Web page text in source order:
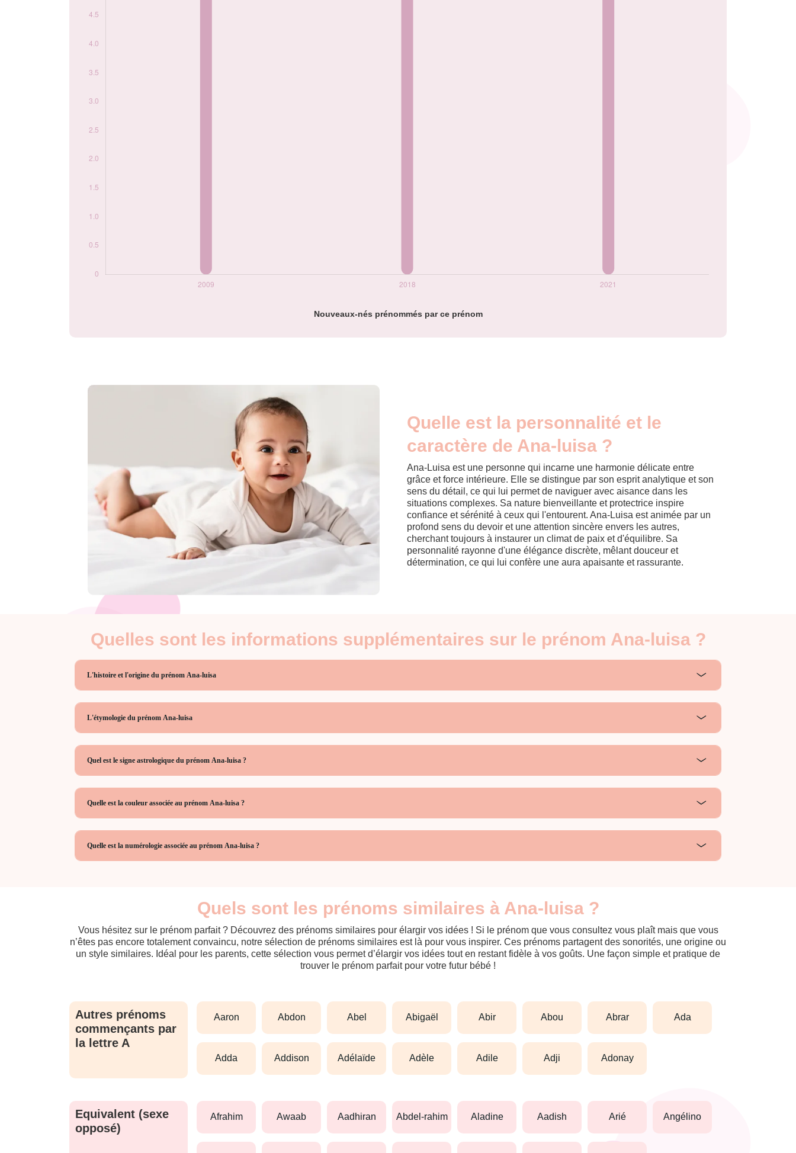
Nouveaux-nés prénommés par ce prénom
Quelle est la personnalité et le
caractère de Ana-luisa ?
Ana-Luisa est une personne qui incarne une harmonie délicate entre
grâce et force intérieure. Elle se distingue par son esprit analytique et son
sens du détail, ce qui lui permet de naviguer avec aisance dans les
situations complexes. Sa nature bienveillante et protectrice inspire
confiance et sérénité à ceux qui l'entourent. Ana-Luisa est animée par un
profond sens du devoir et une attention sincère envers les autres,
cherchant toujours à instaurer un climat de paix et d'équilibre. Sa
personnalité rayonne d'une élégance discrète, mêlant douceur et
détermination, ce qui lui confère une aura apaisante et rassurante.
Quelles sont les informations supplémentaires sur le prénom Ana-luisa ?
L'histoire et l'origine du prénom Ana-luisa
L'étymologie du prénom Ana-luisa
Quel est le signe astrologique du prénom Ana-luisa ?
Quelle est la couleur associée au prénom Ana-luisa ?
Quelle est la numérologie associée au prénom Ana-luisa ?
Quels sont les prénoms similaires à Ana-luisa ?
Vous hésitez sur le prénom parfait ? Découvrez des prénoms similaires pour élargir vos idées ! Si le prénom que vous consultez vous plaît mais que vous
n’êtes pas encore totalement convaincu, notre sélection de prénoms similaires est là pour vous inspirer. Ces prénoms partagent des sonorités, une origine ou
un style similaires. Idéal pour les parents, cette sélection vous permet d’élargir vos idées tout en restant fidèle à vos goûts. Une façon simple et pratique de
trouver le prénom parfait pour votre futur bébé !
Autres prénoms
commençants par
la lettre A
aaron abdon abel abigaël abir abou abrar ada
adda addison adélaïde adèle adile adji adonay
Equivalent (sexe
opposé)
afrahim awaab aadhiran abdel-rahim aladine aadish arié angélino